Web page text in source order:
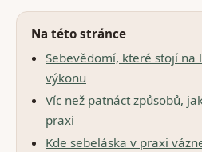
Na této stránce
Sebevědomí, které stojí na
výkonu
Víc než patnáct způsobů,
praxi
Kde sebeláska v praxi